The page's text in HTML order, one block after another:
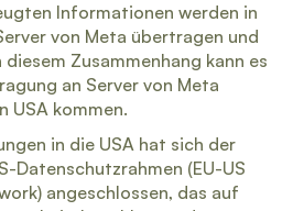
Informationen werden in
von Meta übertragen und
Zusammenhang kann es
an Server von Meta
USA kommen.
in die USA hat sich der
Datenschutzrahmen (EU-US
angeschlossen, das auf